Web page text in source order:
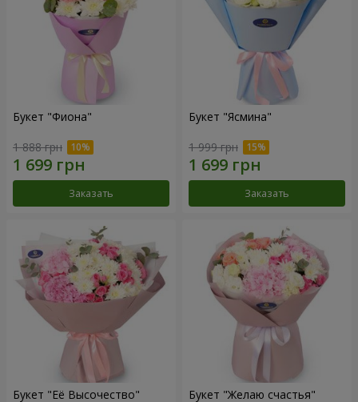
Букет "Фиона"
1 888 грн
Заказать
Букет "Ясмина"
1 999 грн
Заказать
Букет "Её Высочество" Букет "Желаю счастья"